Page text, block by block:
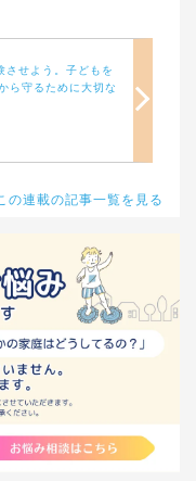
させよう。子どもを
ら守るために大切な
の連載の記事一覧を見る